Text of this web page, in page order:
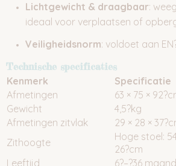
Lichtgewicht & draagbaar:
ideaal voor verplaatsen of
Veiligheidsnorm: voldoet aan
Technische specificaties
Kenmerk
Specificatie
Afmetingen
63 × 75 ×
Gewicht
4,5?kg
Afmetingen zitvlak
29 × 28 ×
Zithoogte
Hoge stoel:
26?cm
Leeftijd
6?–?36